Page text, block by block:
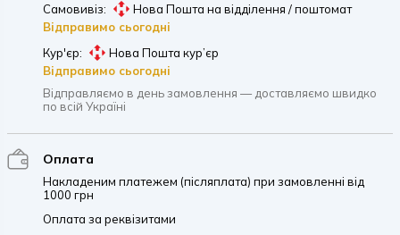
Самовивіз:
Нова Пошта на відділення / поштомат
Відправимо сьогодні
Кур'єр:
Нова Пошта кур’єр
Відправимо сьогодні
Відправляємо в день замовлення — доставляємо швидко
по всій Україні
Оплата
Накладеним платежем (післяплата) при замовленні від
1000 грн
Оплата за реквізитами